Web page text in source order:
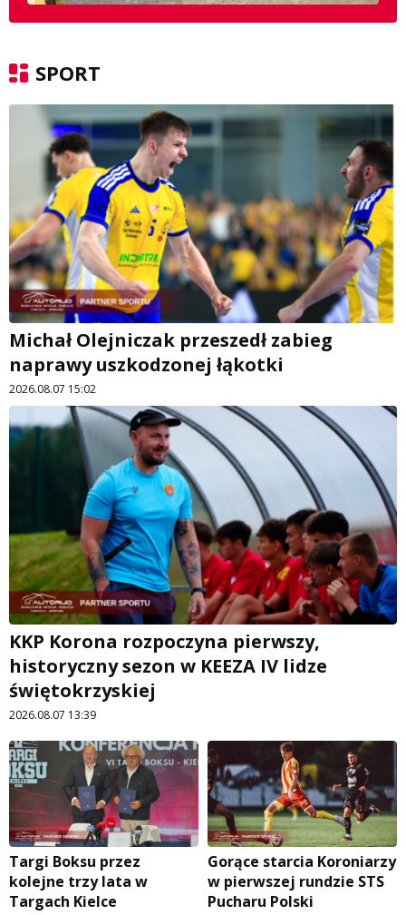
SPORT
Michał Olejniczak przeszedł zabieg
naprawy uszkodzonej łąkotki
2026.08.07 15:02
KKP Korona rozpoczyna pierwszy,
historyczny sezon w KEEZA IV lidze
świętokrzyskiej
2026.08.07 13:39
Targi Boksu przez
kolejne trzy lata w
Targach Kielce
Gorące starcia Koroniarzy
w pierwszej rundzie STS
Pucharu Polski